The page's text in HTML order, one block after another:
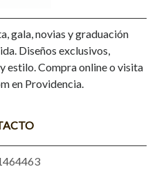
gala, novias y graduación
Diseños exclusivos,
estilo. Compra online o visita
en Providencia.